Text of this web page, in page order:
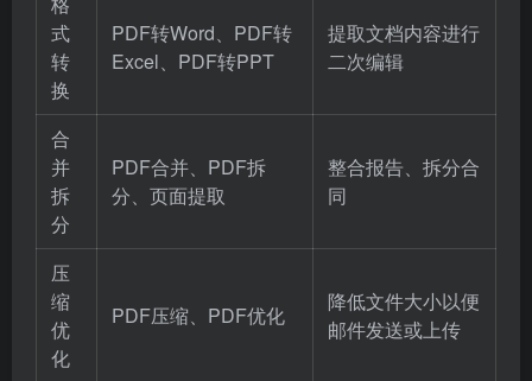
式
转
换
PDF转Word、PDF转
Excel、PDF转PPT
提取文档内容进行
二次编辑
合
并
拆
分
PDF合并、PDF拆
分、页面提取
整合报告、拆分合
同
压
缩
优
化
PDF压缩、PDF优化
降低文件大小以便
邮件发送或上传